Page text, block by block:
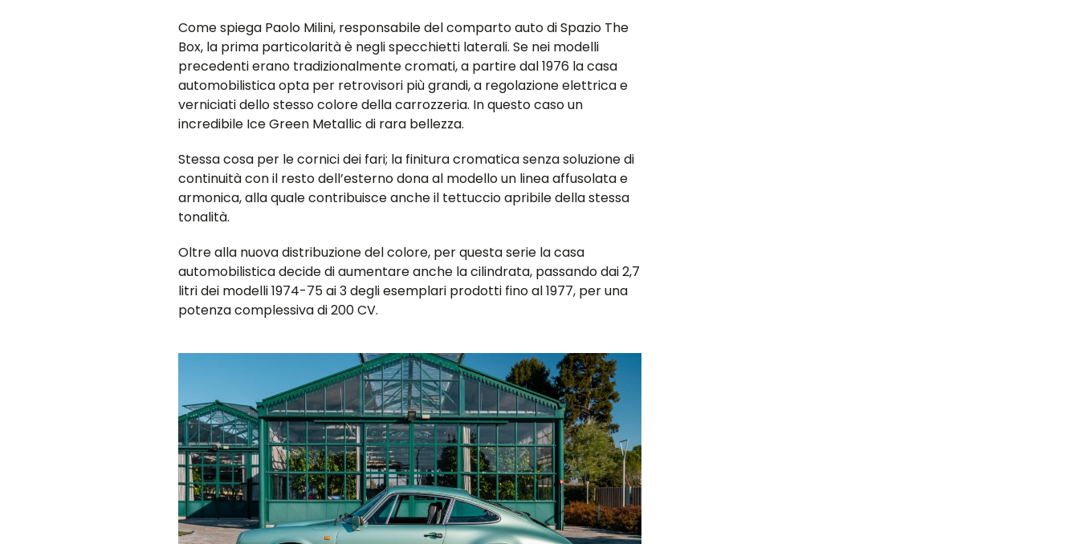
Come spiega Paolo Milini, responsabile del comparto auto di Spazio The
Box, la prima particolarità è negli specchietti laterali. Se nei modelli
precedenti erano tradizionalmente cromati, a partire dal 1976 la casa
automobilistica opta per retrovisori più grandi, a regolazione elettrica e
verniciati dello stesso colore della carrozzeria. In questo caso un
incredibile Ice Green Metallic di rara bellezza.
Stessa cosa per le cornici dei fari; la finitura cromatica senza soluzione di
continuità con il resto dell’esterno dona al modello un linea affusolata e
armonica, alla quale contribuisce anche il tettuccio apribile della stessa
tonalità.
Oltre alla nuova distribuzione del colore, per questa serie la casa
automobilistica decide di aumentare anche la cilindrata, passando dai 2,7
litri dei modelli 1974-75 ai 3 degli esemplari prodotti fino al 1977, per una
potenza complessiva di 200 CV.